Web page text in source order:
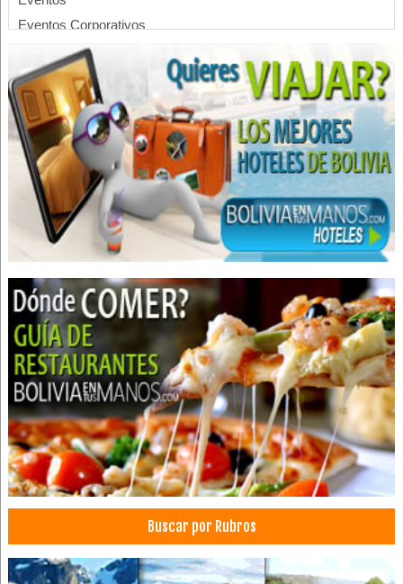
Eventos Corporativos
Organizador de eventos sociales
Equipamiento para eventos
Marketing
Consultores de Marketing y Publicidad
Servicios Empresariales
Cirujanos plásticos
Cirugía Plástica
Cirugía Estética
Cirugia Plástica / Estética
Cirugías de Nariz
Médicos Cirujanos Plásticos, Estéticos y Reparadores
Buscar por Rubros